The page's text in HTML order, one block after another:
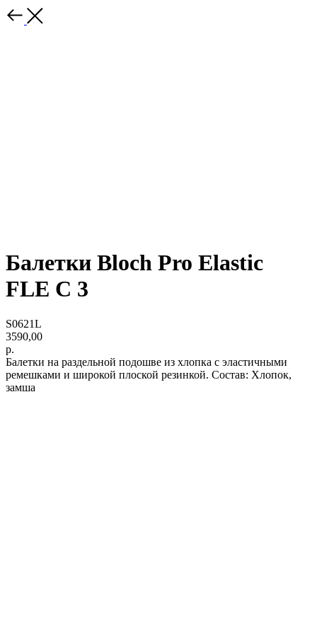
Балетки Bloch Pro Elastic
FLE C 3
S0621L
3590,00
р.
Балетки на раздельной подошве из хлопка с эластичными
ремешками и широкой плоской резинкой. Состав: Хлопок,
замша